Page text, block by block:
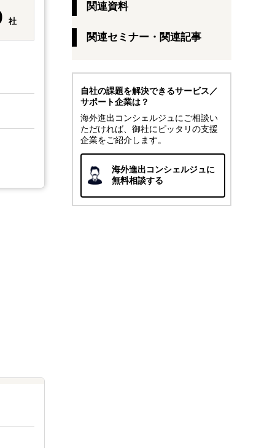
社
関連資料
関連セミナー・関連記事
自社の課題を解決できるサービス／
サポート企業は？
海外進出コンシェルジュにご相談い
ただければ、御社にピッタリの支援
企業をご紹介します。
海外進出コンシェルジュに
無料相談する